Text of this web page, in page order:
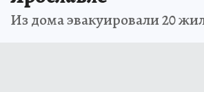
Из дома эвакуировали 20